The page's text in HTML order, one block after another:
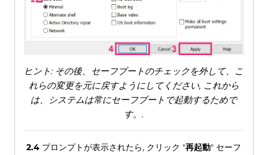
ヒント: その後、セーフブートのチェックを外して、こ
れらの変更を元に戻すようにしてください, これから
は、システムは常にセーフブートで起動するためで
す。.
2.4 プロンプトが表示されたら, クリック "再起動" セーフ